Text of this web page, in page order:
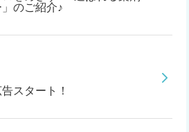
のご紹介♪
スタート！